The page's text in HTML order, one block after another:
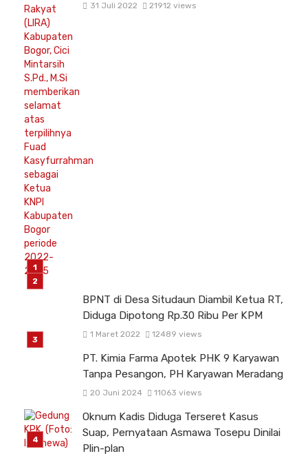
31 Juli 2022 21912 views
BPNT di Desa Situdaun Diambil Ketua RT,
Diduga Dipotong Rp.30 Ribu Per KPM
1 Maret 2022 12489 views
PT. Kimia Farma Apotek PHK 9 Karyawan
Tanpa Pesangon, PH Karyawan Meradang
20 Juni 2024 11063 views
Oknum Kadis Diduga Terseret Kasus
Suap, Pernyataan Asmawa Tosepu Dinilai
Plin-plan